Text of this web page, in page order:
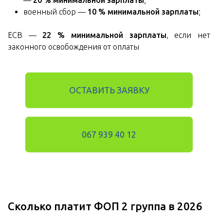
военный сбор — 10 % минимальной зарплаты;
ЕСВ — 22 % минимальной зарплаты, если нет
законного освобождения от оплаты
ОСТАВИТЬ ЗАЯВКУ
067 939 40 12
Сколько платит ФОП 2 группа в 2026